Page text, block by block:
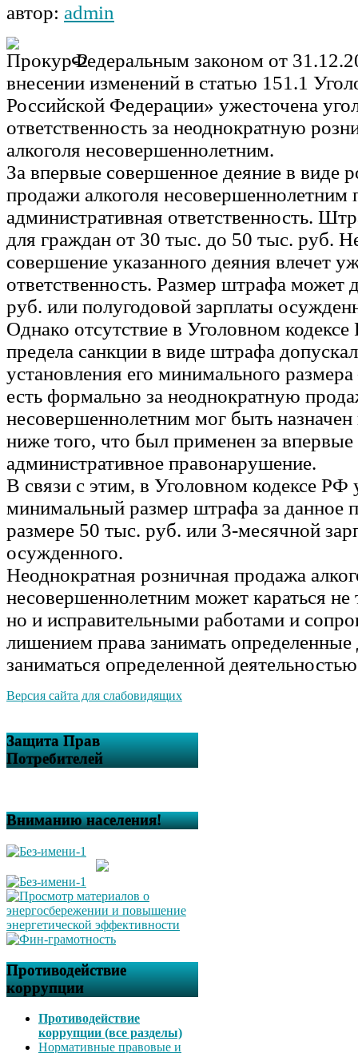
автор: admin
Федеральным законом от
внесении изменений в статью 151.1
Российской Федерации» ужесточена
ответственность за неоднократную
алкоголя несовершеннолетним.
За впервые совершенное деяние в виде
продажи алкоголя несовершеннолетним
административная ответственность.
для граждан от 30 тыс. до 50 тыс. руб.
совершение указанного деяния влечет
ответственность. Размер штрафа может
руб. или полугодовой зарплаты
Однако отсутствие в Уголовном
предела санкции в виде штрафа
установления его минимального
есть формально за неоднократную
несовершеннолетним мог быть
ниже того, что был применен за
административное правонарушение.
В связи с этим, в Уголовном кодексе РФ
минимальный размер штрафа за данное
размере 50 тыс. руб. или 3-месячной
осужденного.
Неоднократная розничная продажа
несовершеннолетним может караться
но и исправительными работами и
лишением права занимать
заниматься определенной
Версия сайта для слабовидящих
Защита Прав
Потребителей
Вниманию населения!
Противодействие
коррупции
Противодействие
коррупции (все разделы)
Нормативные правовые и